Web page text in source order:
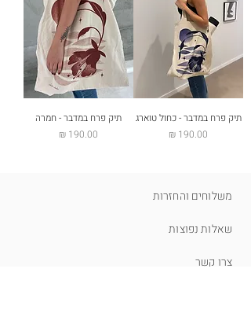
תיק פרח במדבר - כחול טוארג
מחיר
תיק פרח במדבר - חמרה
מחיר
משלוחים והחזרות
שאלות נפוצות
צרו קשר